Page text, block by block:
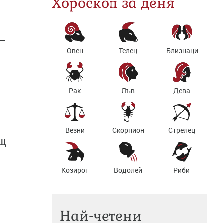
Овен Телец Близнаци
Рак Лъв Дева
Везни Скорпион Стрелец
Козирог Водолей Риби
Най-четени